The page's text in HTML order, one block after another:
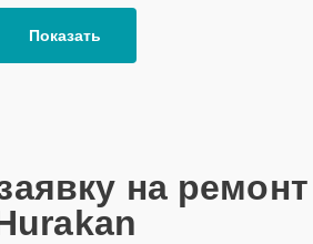
Показать
на ремонт